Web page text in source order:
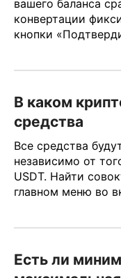
вашего баланса
конвертации
кнопки
В каком
средства
Все средства
независимо от
USDT. Найти
главном меню во
Есть ли